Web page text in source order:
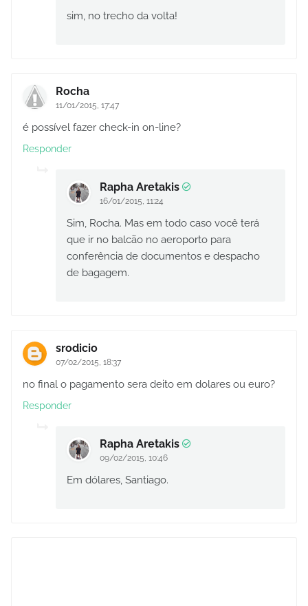
sim, no trecho da volta!
Rocha
11/01/2015, 17:47
é possível fazer check-in on-line?
Responder
Rapha Aretakis
16/01/2015, 11:24
Sim, Rocha. Mas em todo caso você terá
que ir no balcão no aeroporto para
conferência de documentos e despacho
de bagagem.
srodicio
07/02/2015, 18:37
no final o pagamento sera deito em dolares ou euro?
Responder
Rapha Aretakis
09/02/2015, 10:46
Em dólares, Santiago.